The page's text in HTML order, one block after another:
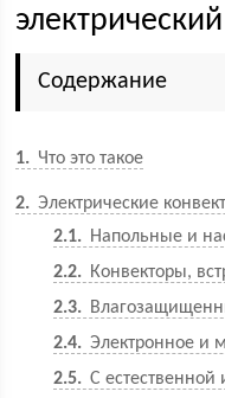
Содержание
1 Что это такое
2
Электрические
2.1
Напольные и
2.2
Конвекторы,
2.3
2.4
Электронное и
2.5
С естественной